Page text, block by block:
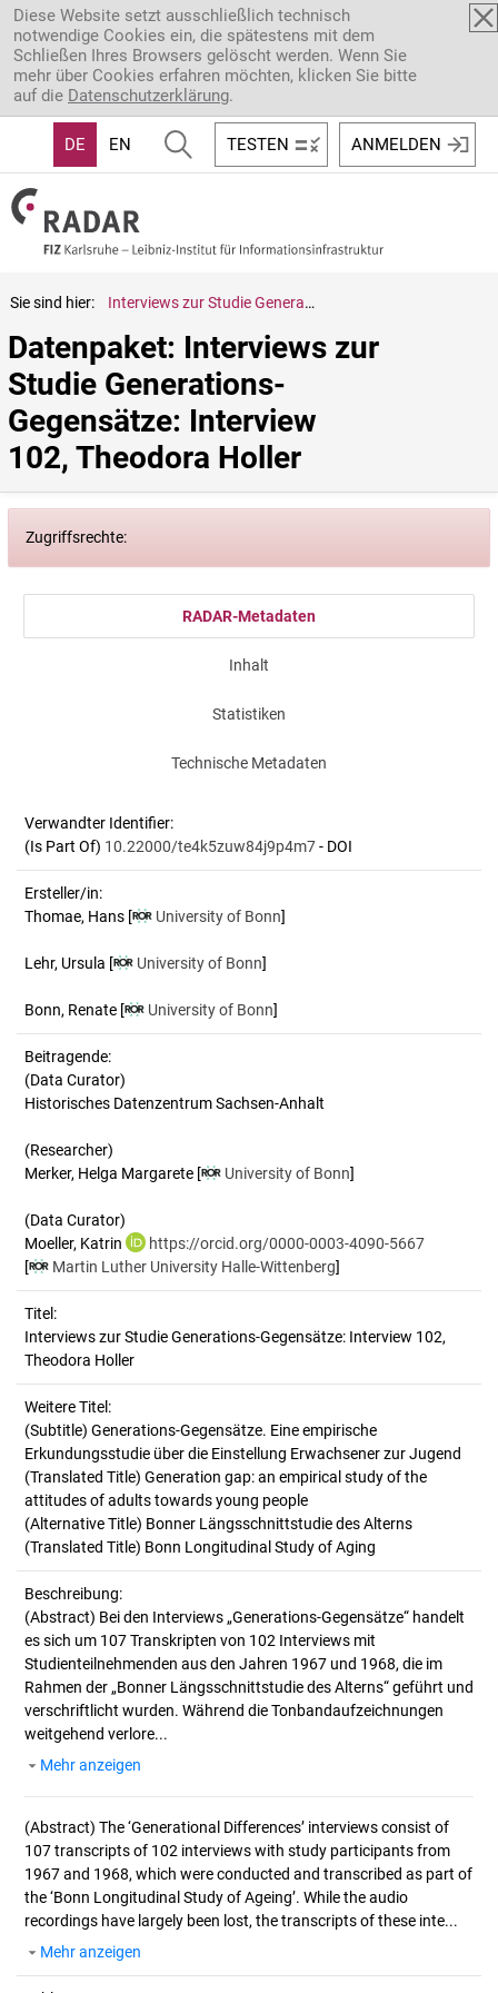
Direkt zum Inhalt
Diese Website setzt ausschließlich technisch
notwendige Cookies ein, die spätestens mit dem
Schließen Ihres Browsers gelöscht werden. Wenn Sie
mehr über Cookies erfahren möchten, klicken Sie bitte
auf die Datenschutzerklärung.
DE EN TESTEN ANMELDEN
Sie sind hier: Interviews zur Studie Generations-Gegensätze: Interview 102, Theodora Holler
Datenpaket: Interviews zur
Studie Generations-
Gegensätze: Interview
102, Theodora Holler
Zugriffsrechte:
RADAR-Metadaten
Inhalt
Statistiken
Technische Metadaten
Verwandter Identifier:
(Is Part Of) 10.22000/te4k5zuw84j9p4m7- DOI
Ersteller/in:
Thomae, Hans [ University of Bonn]
Lehr, Ursula [ University of Bonn]
Bonn, Renate [ University of Bonn]
Beitragende:
(Data Curator)
Historisches Datenzentrum Sachsen-Anhalt
(Researcher)
Merker, Helga Margarete [
University of Bonn]
(Data Curator)
Moeller, Katrin
https://orcid.org/0000-0003-4090-5667
[
Martin Luther University Halle-Wittenberg]
Titel:
Interviews zur Studie Generations-Gegensätze: Interview 102,
Theodora Holler
Weitere Titel:
(Subtitle) Generations-Gegensätze. Eine empirische
Erkundungsstudie über die Einstellung Erwachsener zur Jugend
(Translated Title) Generation gap: an empirical study of the
attitudes of adults towards young people
(Alternative Title) Bonner Längsschnittstudie des Alterns
(Translated Title) Bonn Longitudinal Study of Aging
Beschreibung:
(Abstract) Bei den Interviews „Generations-Gegensätze“ handelt
es sich um 107 Transkripten von 102 Interviews mit
Studienteilnehmenden aus den Jahren 1967 und 1968, die im
Rahmen der „Bonner Längsschnittstudie des Alterns“ geführt und
verschriftlicht wurden. Während die Tonbandaufzeichnungen
weitgehend verlore...
Mehr anzeigen
(Abstract) The ‘Generational Differences’ interviews consist of
107 transcripts of 102 interviews with study participants from
1967 and 1968, which were conducted and transcribed as part of
the ‘Bonn Longitudinal Study of Ageing’. While the audio
recordings have largely been lost, the transcripts of these inte...
Mehr anzeigen